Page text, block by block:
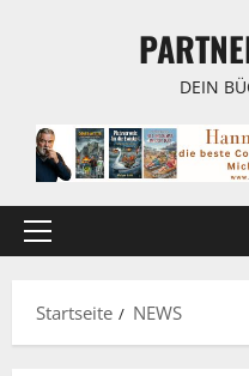
DEIN
Primäres
Startseite
NEWS